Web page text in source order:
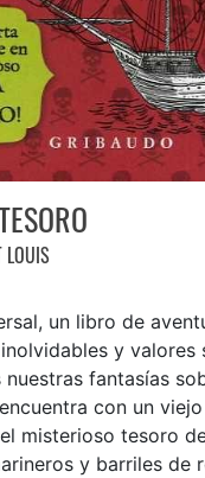
LOUIS
un libro de
y valores
fantasías
con un
misterioso tesoro
y barriles de